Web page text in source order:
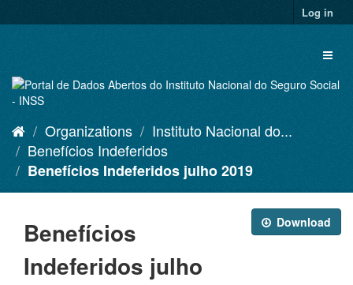
to
Log in
Organizations
Instituto Nacional do...
Benefícios Indeferidos
Benefícios Indeferidos julho 2019
Download
Benefícios
Indeferidos julho